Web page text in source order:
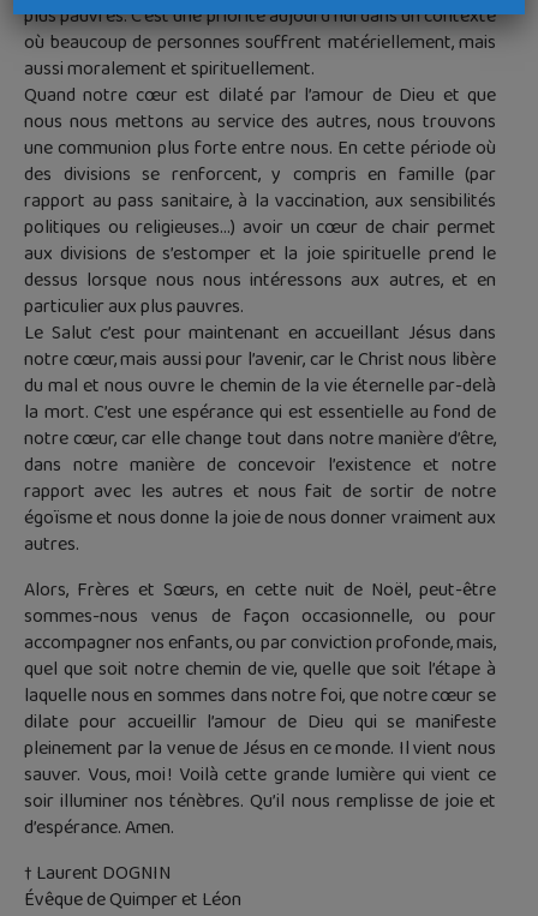
plus pauvres. C’est une priorité aujourd’hui dans un contexte
où beaucoup de personnes souffrent matériellement, mais
aussi moralement et spirituellement.
Quand notre cœur est dilaté par l’amour de Dieu et que
nous nous mettons au service des autres, nous trouvons
une communion plus forte entre nous. En cette période où
des divisions se renforcent, y compris en famille (par
rapport au pass sanitaire, à la vaccination, aux sensibilités
politiques ou religieuses…) avoir un cœur de chair permet
aux divisions de s’estomper et la joie spirituelle prend le
dessus lorsque nous nous intéressons aux autres, et en
particulier aux plus pauvres.
Le Salut c’est pour maintenant en accueillant Jésus dans
notre cœur, mais aussi pour l’avenir, car le Christ nous libère
du mal et nous ouvre le chemin de la vie éternelle par-delà
la mort. C’est une espérance qui est essentielle au fond de
notre cœur, car elle change tout dans notre manière d’être,
dans notre manière de concevoir l’existence et notre
rapport avec les autres et nous fait de sortir de notre
égoïsme et nous donne la joie de nous donner vraiment aux
autres.
Alors, Frères et Sœurs, en cette nuit de Noël, peut-être
sommes-nous venus de façon occasionnelle, ou pour
accompagner nos enfants, ou par conviction profonde, mais,
quel que soit notre chemin de vie, quelle que soit l’étape à
laquelle nous en sommes dans notre foi, que notre cœur se
dilate pour accueillir l’amour de Dieu qui se manifeste
pleinement par la venue de Jésus en ce monde. Il vient nous
sauver. Vous, moi ! Voilà cette grande lumière qui vient ce
soir illuminer nos ténèbres. Qu’il nous remplisse de joie et
d’espérance. Amen.
† Laurent DOGNIN
Évêque de Quimper et Léon